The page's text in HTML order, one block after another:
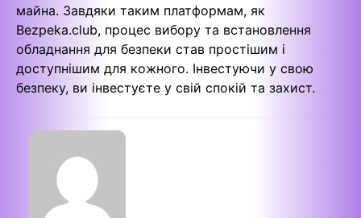
майна. Завдяки таким платформам, як
Bezpeka.club, процес вибору та встановлення
обладнання для безпеки став простішим і
доступнішим для кожного. Інвестуючи у свою
безпеку, ви інвестуєте у свій спокій та захист.